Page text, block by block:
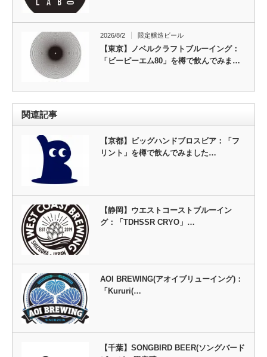
2026/8/2 限定醸造ビール
【東京】ノベルクラフトブルーイング：
「ビーピーエム80」を樽で飲んでみま…
関連記事
【京都】ビッグハンドブロスビア：「フ
リント」を樽で飲んでみました…
【静岡】ウエストコーストブルーイン
グ：「TDHSSR CRYO」…
AOI BREWING(アオイブリューイング)：
「Kururi(…
【千葉】SONGBIRD BEER(ソングバード